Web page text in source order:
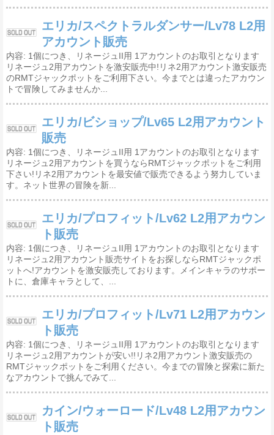
エリカ/スペクトラルダンサー/Lv78 L2用
アカウント販売
内容: 1個につき、リネージュII用 1アカウントのお取引となります
リネージュ2用アカウントを激安販売中!リネ2用アカウント激安販売
のRMTジャックポットをご利用下さい。今までとは違ったアカウン
トで冒険してみませんか...
エリカ/ビショップ/Lv65 L2用アカウント
販売
内容: 1個につき、リネージュII用 1アカウントのお取引となります
リネージュ2用アカウントを買うならRMTジャックポットをご利用
下さい!リネ2用アカウントを最安値で販売できるよう努力していま
す。ネット世界の冒険を新...
エリカ/プロフィット/Lv62 L2用アカウン
ト販売
内容: 1個につき、リネージュII用 1アカウントのお取引となります
リネージュ2用アカウント販売サイトをお探しならRMTジャックポ
ットへ!アカウントを激安販売しております。メインキャラのサポー
トに、倉庫キャラとして、...
エリカ/プロフィット/Lv71 L2用アカウン
ト販売
内容: 1個につき、リネージュII用 1アカウントのお取引となります
リネージュ2用アカウントが安い!!リネ2用アカウント激安販売の
RMTジャックポットをご利用ください。今までの冒険と探索に新た
なアカウントで挑んでみて...
カイン/ウォーロード/Lv48 L2用アカウン
ト販売